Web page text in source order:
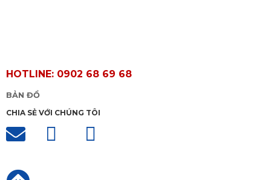
HOTLINE: 0902 68 69 68
BẢN ĐỒ
CHIA SẺ VỚI CHÚNG TÔI